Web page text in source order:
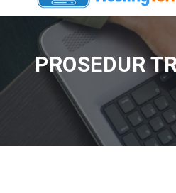
PROSEDUR